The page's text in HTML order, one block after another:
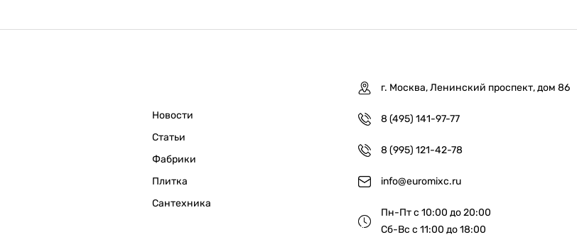
Новости
Статьи
Фабрики
Плитка
Сантехника
г. Москва, Ленинский проспект, дом 86
8 (495) 141-97-77
8 (995) 121-42-78
info@euromixc.ru
Пн-Пт с 10:00 до 20:00
Сб-Вс с 11:00 до 18:00